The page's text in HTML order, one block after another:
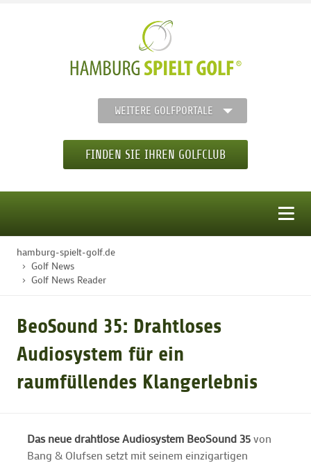
WEITERE GOLFPORTALE
FINDEN SIE IHREN GOLFCLUB
STARTSEITE
GOLFTURNIERE
MITGLIEDSCHAFT
hamburg-spielt-golf.de
Golf News
Golf News Reader
BeoSound 35: Drahtloses
Audiosystem für ein
raumfüllendes Klangerlebnis
Das neue drahtlose Audiosystem BeoSound 35von
Bang & Olufsen setzt mit seinem einzigartigen